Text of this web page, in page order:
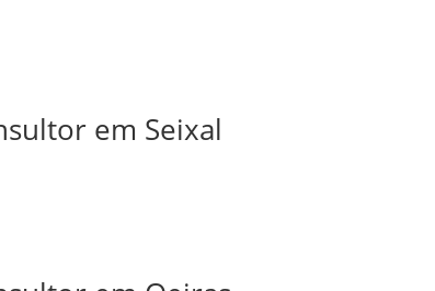
em Seixal